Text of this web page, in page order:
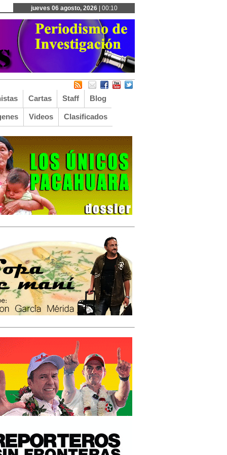
jueves 06 agosto, 2026| 00:10
Cartas Staff Blog
Videos Clasificados